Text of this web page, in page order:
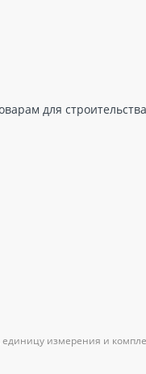
для строительства
измерения и